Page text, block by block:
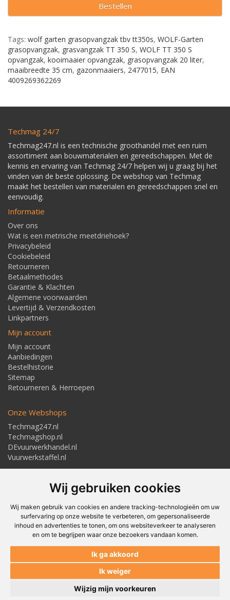
Wij gebruiken cookies
Wij maken gebruik van cookies en andere tracking-technologieën om uw
surfervaring op onze website te verbeteren, om gepersonaliseerde
inhoud en advertenties te tonen, om ons websiteverkeer te analyseren
en om te begrijpen waar onze bezoekers vandaan komen.
Ik ga akkoord
Ik weiger
Wijzig mijn voorkeuren
Bestellen
Tags: wolf garten grasopvangzak tbv tt350s, WOLF-Garten
grasopvangzak, grasvangzak TT 350 S, WOLF TT 350 S
opvangzak, kooimaaier opvangzak, grasopvangzak 20 liter,
maaibreedte 35 cm, gazonmaaiers, 2477015, EAN
4009269362269
Techmag 24/7
Techmag247.nl is een technische groothandel met een ruim
assortiment aan bouwmaterialen en gereedschappen. Met de
kennis en ervaring van Techmag 24/7 helpen wij u graag bij het
vinden van de beste oplossing. De webshop van Techmag
maakt het bestellen van materialen en gereedschappen snel en
eenvoudig.
Informatie
Over ons
Wat is een metrische meetdriehoek?
Privacybeleid
Cookiebeleid
Retourneren
Betaalmethodes
Garantie & Klachten
Algemene voorwaarden
Levertijd & Verzendkosten
Linkpartners
Mijn account
Mijn account
Aanbiedingen
Bestelhistorie
Sitemap
Retourneren & Herroepen
Onze Webshops
Techmag247.nl
Techmagshop.nl
DEvuurwerkhandel.nl
Vuurwerkstaffel.nl
Adresgegevens
Textielstraat 4, 7483 PB Haaksbergen
Telefoon: 053-5723224
info@techmaghaaksbergen.nl
Akkoord om gemaild te worden*
Privacybeleid*